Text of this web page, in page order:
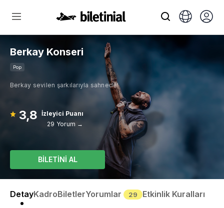
Berkay Konseri
Pop
Berkay sevilen şarkılarıyla sahnede!
3,8 İzleyici Puanı
29 Yorum →
BİLETİNİ AL
DetayKadroBiletlerYorumlar 29 Etkinlik Kuralları